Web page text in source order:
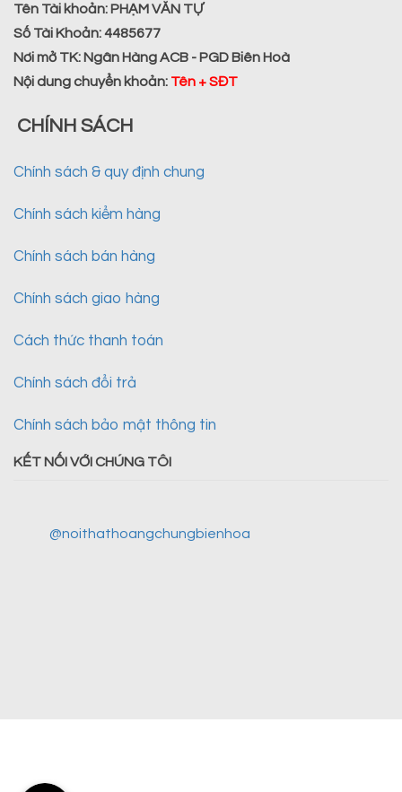
Tên Tài khoản: PHẠM VĂN TỰ
Số Tài Khoản:4485677
Nơi mở TK: Ngân Hàng ACB - PGD Biên Hoà
Nội dung chuyển khoản: Tên + SĐT
CHÍNH SÁCH
Chính sách & quy định chung
Chính sách kiểm hàng
Chính sách bán hàng
Chính sách giao hàng
Cách thức thanh toán
Chính sách đổi trả
Chính sách bảo mật thông tin
KẾT NỐI VỚI CHÚNG TÔI
@noithathoangchungbienhoa